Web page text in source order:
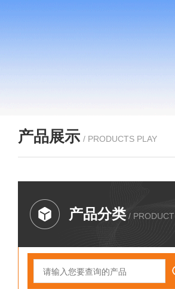
产品展示 / PRODUCTS PLAY
产品分类 / PRODUCT